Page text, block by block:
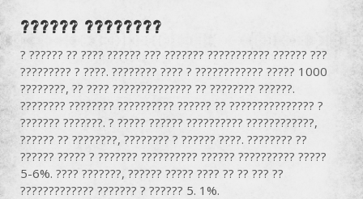
?????? ????????
? ?????? ?? ???? ?????? ??? ??????? ??????????? ?????? ???
????????? ? ????. ???????? ???? ? ???????????? ????? 1000
????????, ?? ???? ?????????????? ?? ???????? ??????.
???????? ???????? ?????????? ?????? ?? ??????????????? ?
??????? ???????. ? ????? ?????? ?????????? ????????????,
?????? ?? ????????, ???????? ? ?????? ????. ???????? ??
?????? ????? ? ??????? ?????????? ?????? ?????????? ?????
5-6%. ???? ???????, ?????? ????? ???? ?? ?? ??? ??
????????????? ??????? ? ?????? 5. 1%.